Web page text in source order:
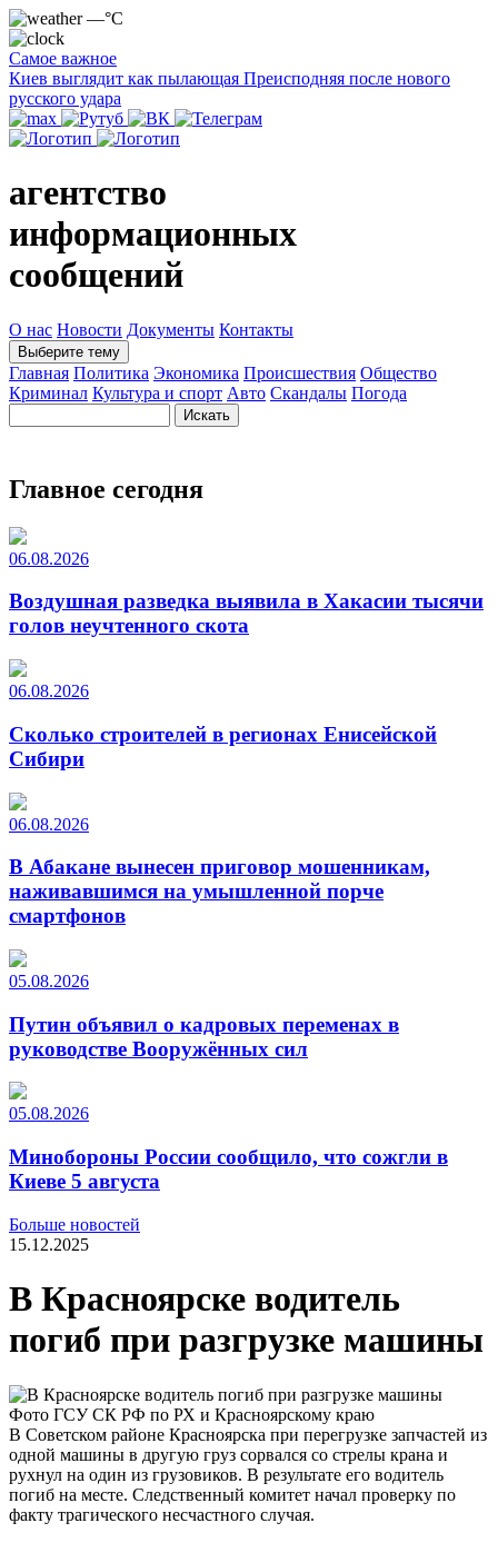
—°C
Самое важное
Киев выглядит как пылающая Преисподняя после нового
русского удара
агентство
информационных
сообщений
О нас Новости Документы Контакты
Выберите тему
Главная Политика Экономика Происшествия Общество
Криминал Культура и спорт Авто Скандалы Погода
Главное сегодня
06.08.2026
Воздушная разведка выявила в Хакасии тысячи
голов неучтенного скота
06.08.2026
Сколько строителей в регионах Енисейской
Сибири
06.08.2026
В Абакане вынесен приговор мошенникам,
наживавшимся на умышленной порче
смартфонов
05.08.2026
Путин объявил о кадровых переменах в
руководстве Вооружённых сил
05.08.2026
Минобороны России сообщило, что сожгли в
Киеве 5 августа
Больше новостей
15.12.2025
В Красноярске водитель
погиб при разгрузке машины
Фото ГСУ СК РФ по РХ и Красноярскому краю
В Советском районе Красноярска при перегрузке запчастей из
одной машины в другую груз сорвался со стрелы крана и
рухнул на один из грузовиков. В результате его водитель
погиб на месте. Следственный комитет начал проверку по
факту трагического несчастного случая.